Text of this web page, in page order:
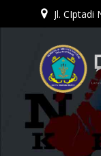
Jl. CIptadi